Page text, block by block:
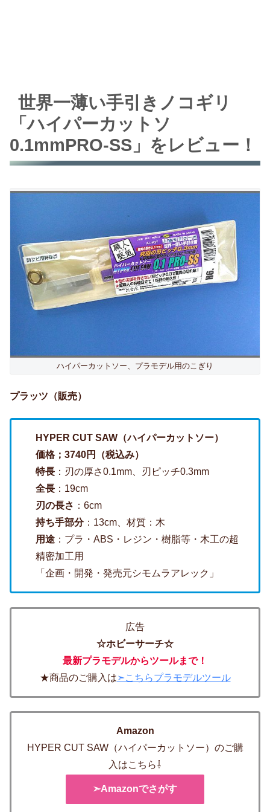
世界一薄い手引きノコギリ
「ハイパーカットソ
0.1mmPRO-SS」をレビュー！
ハイパーカットソー、プラモデル用のこぎり
プラッツ（販売）
HYPER CUT SAW（ハイパーカットソー）
価格；3740円（税込み）
特長 ：刃の厚さ0.1mm、刃ピッチ0.3mm
全長 ：19cm
刃の長さ ：6cm
持ち手部分：13cm、材質：木
用途 ：プラ・ABS・レジン・樹脂等・木工の超
精密加工用
「企画・開発・発売元シモムラアレック」
広告
☆ホビーサーチ☆
最新プラモデルからツールまで！
★商品のご購入は➣こちらプラモデルツール
Amazon
HYPER CUT SAW（ハイパーカットソー）のご購
入はこちら⇩
➣Amazonでさがす